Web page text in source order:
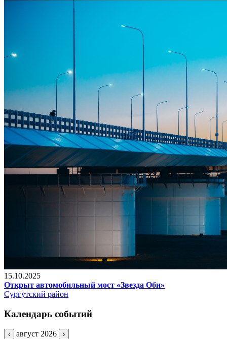
15.10.2025
Открыт автомобильный мост «Звезда Оби»
Сургутский район
Календарь событий
‹ август 2026 ›